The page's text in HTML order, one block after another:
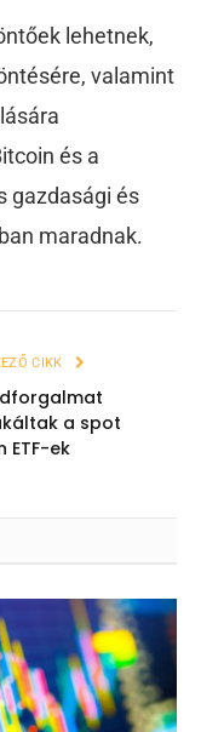
lehetnek,
valamint
és a
gazdasági és
maradnak.
CIKK
a spot
ETF-ek